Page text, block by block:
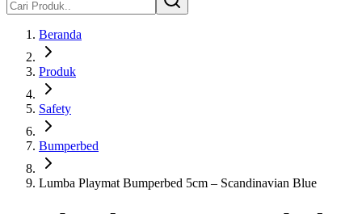
Beranda
Produk
Safety
Bumperbed
Lumba Playmat Bumperbed 5cm – Scandinavian Blue